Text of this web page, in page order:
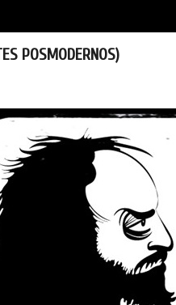
POSMODERNOS)